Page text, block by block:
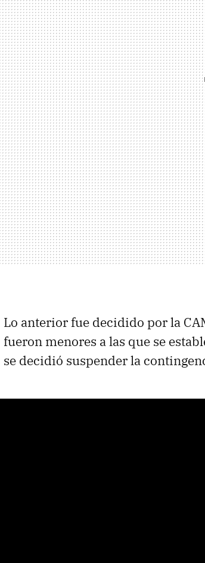
Lo anterior fue decidido por la
fueron menores a las que se
se decidió suspender la